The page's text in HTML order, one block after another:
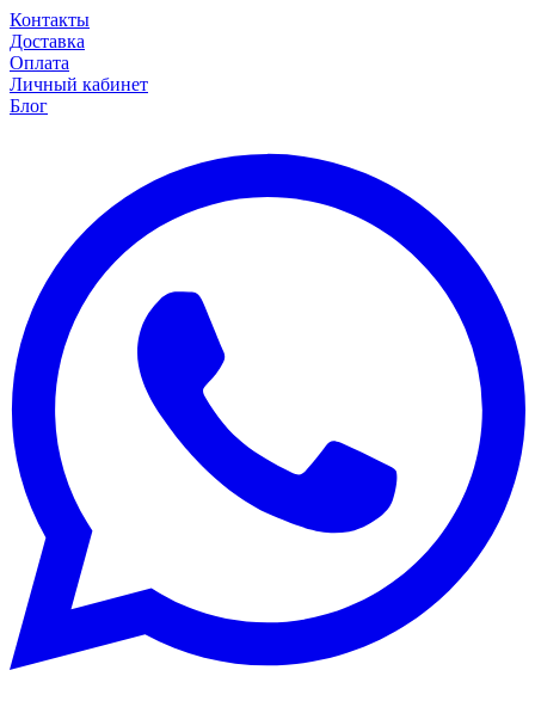
Контакты
Доставка
Оплата
Личный кабинет
Блог